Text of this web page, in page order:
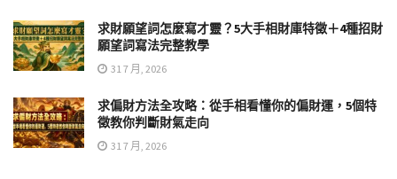
求財願望詞怎麼寫才靈？5大手相財庫特徵＋4種招財
願望詞寫法完整教學
31 7 月, 2026
求偏財方法全攻略：從手相看懂你的偏財運，5個特
徵教你判斷財氣走向
31 7 月, 2026